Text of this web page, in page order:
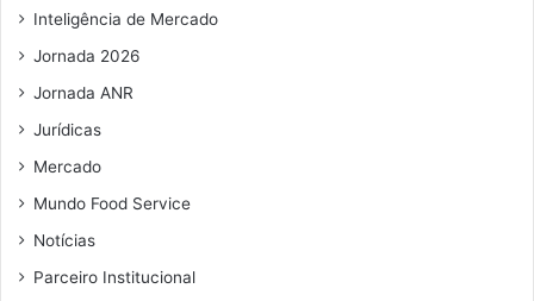
i
Inteligência de Mercado
Jornada 2026
Jornada ANR
Jurídicas
Mercado
Mundo Food Service
Notícias
Parceiro Institucional